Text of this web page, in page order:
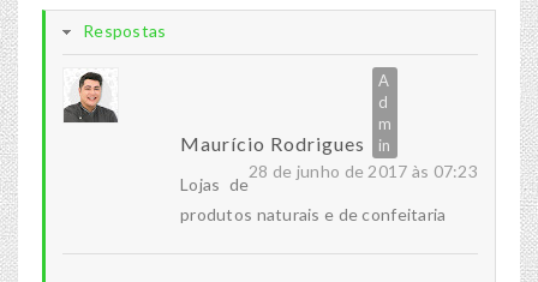
Respostas
Maurício Rodrigues
28 de junho de 2017 às 07:23
Lojas de
produtos naturais e de confeitaria